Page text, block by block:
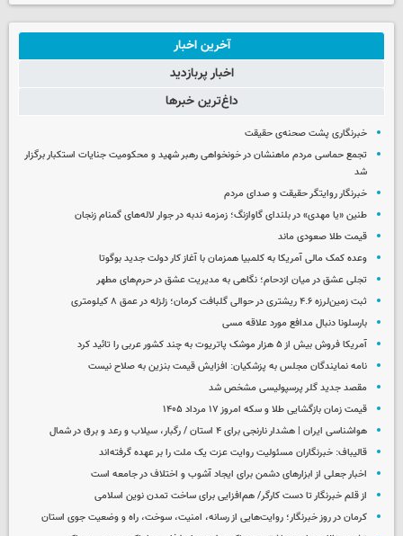
آخرین اخبار
اخبار پربازدید
داغ‌ترین خبرها
خبرنگاری پشت صحنه‌ی حقیقت
تجمع حماسی مردم ماهنشان در خونخواهی رهبر شهید و محکومیت جنایات استکبار برگزار
شد
خبرنگار روایتگر حقیقت و صدای مردم
طنین «یا مهدی» در بلندای گاوازنگ؛ زمزمه ندبه در جوار لاله‌های گمنام زنجان
قیمت طلا صعودی ماند
وعده کمک مالی آمریکا به کلمبیا همزمان با آغاز کار دولت جدید بوگوتا
تجلی عشق در میان ازدحام؛ نگاهی به مدیریت عشق در حرم‌های مطهر
ثبت زمین‌لرزه ۴.۶ ریشتری در حوالی گلبافت کرمان؛ زلزله در عمق ۸ کیلومتری
بارسلونا دنبال مدافع مورد علاقه مسی
آمریکا فروش بیش از ۵ هزار موشک پاتریوت به چند کشور عربی را تائید کرد
نامه نمایندگان مجلس به پزشکیان: افزایش قیمت بنزین به صلاح نیست
مقصد جدید گلر پرسپولیسی مشخص شد
قیمت زمان بازگشایی طلا و سکه امروز ۱۷ مرداد ۱۴۰۵
هواشناسی ایران | هشدار نارنجی برای ۴ استان / رگبار، سیلاب و رعد و برق در شمال
قالیباف: خبرنگاران مسئولیت روایت عزت یک ملت را بر عهده گرفته‌اند
اخبار جعلی از ابزارهای دشمن برای ایجاد آشوب و اختلاف در جامعه است
از قلم خبرنگار تا دست کارگر/ هم‌افزایی برای ساخت تمدن نوین اسلامی
کرمان در روز خبرنگار؛ روایت‌هایی از رسانه، امنیت، سوخت، راه و وضعیت جوی استان